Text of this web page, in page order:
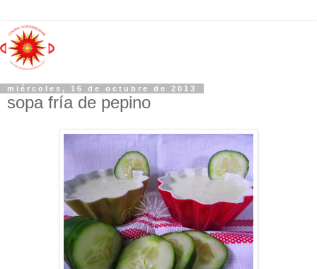
miércoles, 16 de octubre de 2013
sopa fría de pepino